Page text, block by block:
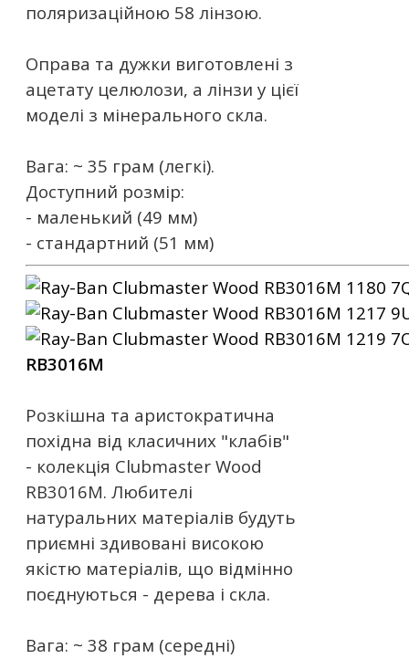
поляризаційною 58 лінзою.
Оправа та дужки виготовлені з
ацетату целюлози, а лінзи у цієї
моделі з мінерального скла.
Вага: ~ 35 грам (легкі).
Доступний розмір:
- маленький (49 мм)
- стандартний (51 мм)
RB3016M
Розкішна та аристократична
похідна від класичних "клабів"
- колекція Clubmaster Wood
RB3016M. Любителі
натуральних матеріалів будуть
приємні здивовані високою
якістю матеріалів, що відмінно
поєднуються - дерева і скла.
Вага: ~ 38 грам (середні)